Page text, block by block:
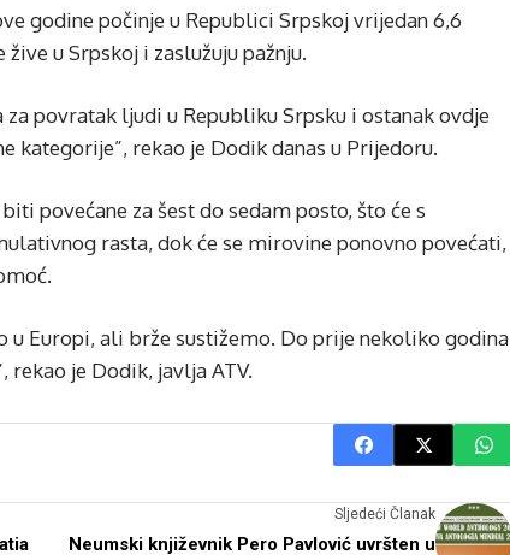
godine počinje u Republici Srpskoj vrijedan 6,6
u Srpskoj i zaslužuju pažnju.
povratak ljudi u Republiku Srpsku i ostanak ovdje
kategorije”, rekao je Dodik danas u Prijedoru.
povećane za šest do sedam posto, što će s
rasta, dok će se mirovine ponovno povećati,
u Europi, ali brže sustižemo. Do prije nekoliko godina
je Dodik, javlja ATV.
Sljedeći Članak
Neumski književnik Pero Pavlović uvršten u